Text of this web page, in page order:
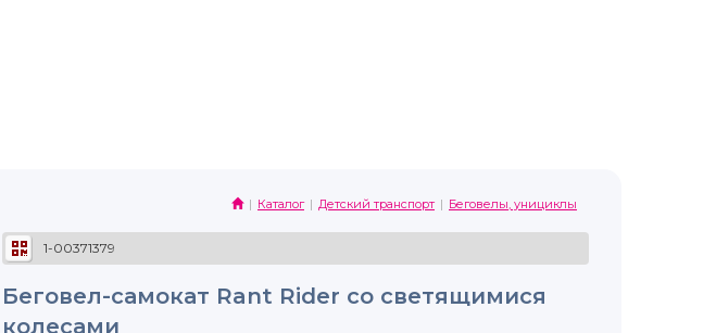
Каталог Детский транспорт Беговелы, унициклы
1-00371379
Беговел-самокат Rant Rider со светящимися
колесами